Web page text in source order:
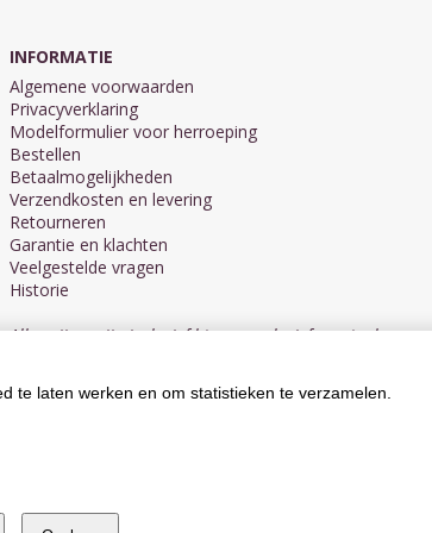
INFORMATIE
Algemene voorwaarden
Privacyverklaring
Modelformulier voor herroeping
Bestellen
Betaalmogelijkheden
Verzendkosten en levering
Retourneren
Garantie en klachten
Veelgestelde vragen
Historie
Alle prijzen zijn inclusief btw en exclusief eventuele
te laten werken en om statistieken te verzamelen.